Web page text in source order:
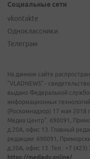
Социальные сети
vkontakte
Одноклассники
Телеграм
На данном сайте
"VLADNEWS" -
выдано Федеральной
информационных
(Роскомнадзор) 17 мая 2018
Медиа Центр". 690091,
д.20А, офис 13. Главный
редакции: 690091,
д.20А, офис 13. Тел.: +7 (423)
https://mediadv.online/